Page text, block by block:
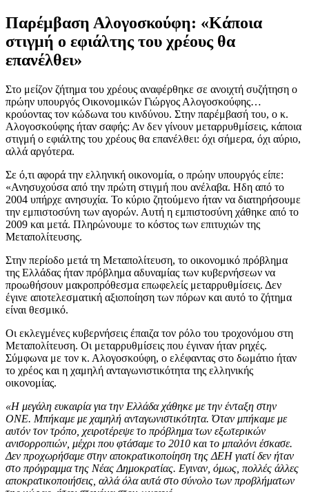
Παρέμβαση Αλογοσκούφη: «Κάποια
στιγμή ο εφιάλτης του χρέους θα
επανέλθει»
Στο μείζον ζήτημα του χρέους αναφέρθηκε σε ανοιχτή συζήτηση ο
πρώην υπουργός Οικονομικών Γιώργος Αλογοσκούφης…
κρούοντας τον κώδωνα του κινδύνου. Στην παρέμβασή του, ο κ.
Αλογοσκούφης ήταν σαφής: Αν δεν γίνουν μεταρρυθμίσεις, κάποια
στιγμή ο εφιάλτης του χρέους θα επανέλθει: όχι σήμερα, όχι αύριο,
αλλά αργότερα.
Σε ό,τι αφορά την ελληνική οικονομία, ο πρώην υπουργός είπε:
«Ανησυχούσα από την πρώτη στιγμή που ανέλαβα. Ηδη από το
2004 υπήρχε ανησυχία. Το κύριο ζητούμενο ήταν να διατηρήσουμε
την εμπιστοσύνη των αγορών. Αυτή η εμπιστοσύνη χάθηκε από το
2009 και μετά. Πληρώνουμε το κόστος των επιτυχιών της
Μεταπολίτευσης.
Στην περίοδο μετά τη Μεταπολίτευση, το οικονομικό πρόβλημα
της Ελλάδας ήταν πρόβλημα αδυναμίας των κυβερνήσεων να
προωθήσουν μακροπρόθεσμα επωφελείς μεταρρυθμίσεις. Δεν
έγινε αποτελεσματική αξιοποίηση των πόρων και αυτό το ζήτημα
είναι θεσμικό.
Οι εκλεγμένες κυβερνήσεις έπαιζα τον ρόλο του τροχονόμου στη
Μεταπολίτευση. Οι μεταρρυθμίσεις που έγιναν ήταν ρηχές.
Σύμφωνα με τον κ. Αλογοσκούφη, ο ελέφαντας στο δωμάτιο ήταν
το χρέος και η χαμηλή ανταγωνιστικότητα της ελληνικής
οικονομίας.
«Η μεγάλη ευκαιρία για την Ελλάδα χάθηκε με την ένταξη στην
ΟΝΕ. Μπήκαμε με χαμηλή ανταγωνιστικότητα. Όταν μπήκαμε με
αυτόν τον τρόπο, χειροτέρεψε το πρόβλημα των εξωτερικών
ανισορροπιών, μέχρι που φτάσαμε το 2010 και το μπαλόνι έσκασε.
Δεν προχωρήσαμε στην αποκρατικοποίηση της ΔΕΗ γιατί δεν ήταν
στο πρόγραμμα της Νέας Δημοκρατίας. Εγιναν, όμως, πολλές άλλες
αποκρατικοποιήσεις, αλλά όλα αυτά στο σύνολο των προβλήματων